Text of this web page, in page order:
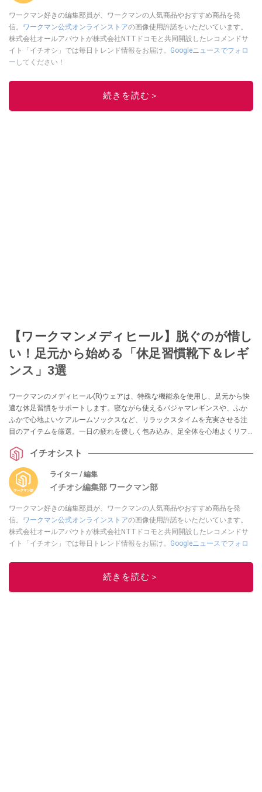
ワークマン好きの編集部員が、ワークマンの人気商品やおすすめ商品を発
信。 ワークマン公式オンラインストアの画像使用許諾をいただいています。
株式会社オールアバウトが株式会社NTTドコモと共同開設したレコメンドサ
イト「イチオシ」では毎日トレンド情報をお届け。 Googleニュースでフォロ
ー してください！
このイチオシストの他の記事を読む
続きを読む＞
【ワークマンメディヒール】脱ぐのが惜し
い！足元から始める「休足習慣靴下＆レギ
ンス」3選
ワークマンのメディヒール(R)ウェアは、特殊な機能糸を使用し、足元から快
適な休足習慣をサポートします。寝ながら使えるパジャマレギンスや、ふか
ふかで心地よいケアルームソックスなど、リラックスタイムを充実させる注
目のアイテムを厳選。一日の疲れを優しく包み込み、足全体を心地よくリフ
イチオシスト
ライター / 編集
イチオシ編集部 ワークマン部
ワークマン好きの編集部員が、ワークマンの人気商品やおすすめ商品を発
信。 ワークマン公式オンラインストアの画像使用許諾をいただいています。
株式会社オールアバウトが株式会社NTTドコモと共同開設したレコメンドサ
イト「イチオシ」では毎日トレンド情報をお届け。 Googleニュースでフォロ
このイチオシストの他の記事を読む
続きを読む＞